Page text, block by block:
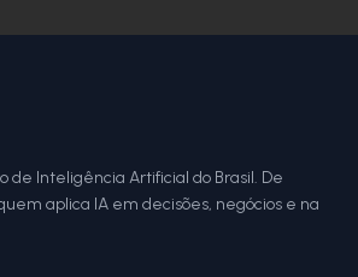
de Inteligência Artificial do Brasil. De
aplica IA em decisões, negócios e na